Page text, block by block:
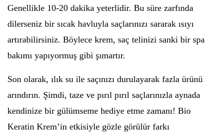
Genellikle 10-20 dakika yeterlidir. Bu süre zarfında
dilerseniz bir sıcak havluyla saçlarınızı sararak ısıyı
artırabilirsiniz. Böylece krem, saç telinizi sanki bir spa
bakımı yapıyormuş gibi şımartır.
Son olarak, ılık su ile saçınızı durulayarak fazla ürünü
arındırın. Şimdi, taze ve pırıl pırıl saçlarınızla aynada
kendinize bir gülümseme hediye etme zamanı! Bio
Keratin Krem’in etkisiyle gözle görülür farkı